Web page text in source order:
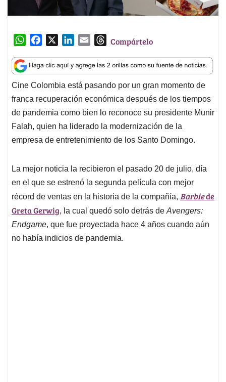
W
a
t
s
A
p
p
c
e
b
o
o
k
n
k
e
d
I
n
a
i
l
T
r
e
a
d
s
Compártelo
Cine Colombia está pasando por un gran momento de
franca recuperación económica después de los tiempos
de pandemia como bien lo reconoce su presidente Munir
Falah, quien ha liderado la modernización de la
empresa de entretenimiento de los Santo Domingo.
La mejor noticia la recibieron el pasado 20 de julio, día
en el que se estrenó la segunda película con mejor
récord de ventas en la historia de la compañía, Barbiede
Greta Gerwig, la cual quedó solo detrás de Avengers:
Endgame, que fue proyectada hace 4 años cuando aún
no había indicios de pandemia.